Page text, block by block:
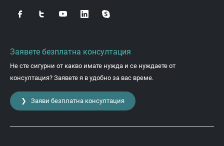
Заявете безплатна консултация
Не сте сигурни от какво имате нужда и се нуждаете от
консултация? Заявете я в удобно за вас време.
❯ Заяви безплатна консултация